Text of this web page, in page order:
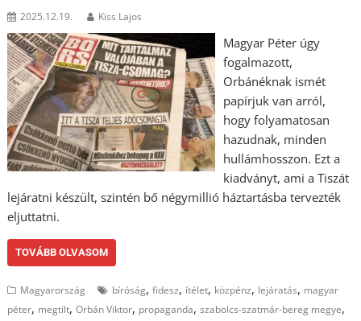
2025.12.19. Kiss Lajos
Magyar Péter úgy
fogalmazott,
Orbánéknak ismét
papírjuk van arról,
hogy folyamatosan
hazudnak, minden
hullámhosszon. Ezt a
kiadványt, ami a Tiszát
lejáratni készült, szintén bő négymillió háztartásba tervezték
eljuttatni.
TOVÁBB OLVASOM
Magyarország bíróság,fidesz, ítélet, közpénz, lejáratás, magyar
péter, megtilt,Orbán Viktor, propaganda,szabolcs-szatmár-bereg megye,